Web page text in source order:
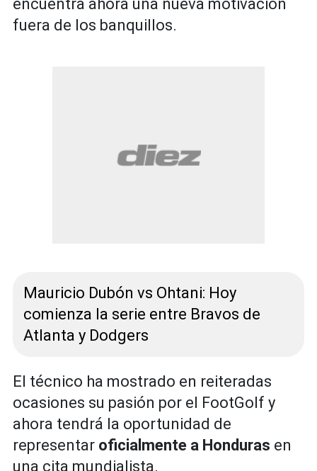
encuentra ahora una nueva motivación
fuera de los banquillos.
Mauricio Dubón vs Ohtani: Hoy
comienza la serie entre Bravos de
Atlanta y Dodgers
El técnico ha mostrado en reiteradas
ocasiones su pasión por el FootGolf y
ahora tendrá la oportunidad de
representar oficialmente a Honduras en
una cita mundialista.